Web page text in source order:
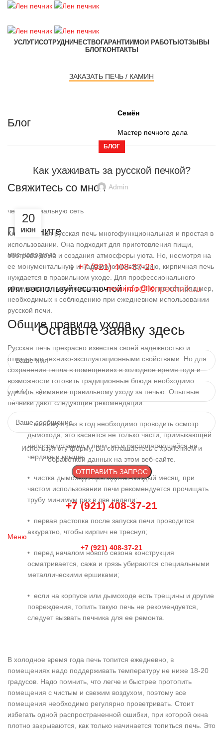
УСЛУГИСОТРУДНИЧЕСТВОГАРАНТИИ МОИ РАБОТЫ ОТЗЫВЫ
БЛОГКОНТАКТЫ
ЗАКАЗАТЬ ПЕЧЬ / КАМИН
Семён
Мастер печного дела
Свяжитесь со мной
через социальную сеть
Позвоните
мне напрямую
📱+7 (921) 408-37-21
или воспользуйтесь почтой info@lenpechnik.ru
Оставьте заявку здесь
Используя эту форму, Вы соглашаетесь с хранением и
обработкой данных на этом веб-сайте.
+7 (921) 408-37-21
Меню
+7 (921) 408-37-21
Блог
БЛОГ
Как ухаживать за русской печкой?
Admin
20
ИЮН
Классическая русская печь многофункциональная и простая в
использовании. Она подходит для приготовления пищи,
обогрева дома и создания атмосферы уюта. Но, несмотря на
ее монументальную и надежную конструкцию, кирпичная печь
нуждается в правильном уходе. Для профессионального
обслуживания можно вызватьпечника в СПб, но есть ряд мер,
необходимых к соблюдению при ежедневном использовании
русской печи.
Общие правила ухода
Русская печь прекрасно известна своей надежностью и
отличными технико-эксплуатационными свойствами. Но для
сохранения тепла в помещениях в холодное время года и
возможности готовить традиционные блюда необходимо
уделить внимание правильному уходу за печью. Опытные
печники дают следующие рекомендации:
• минимум раз в год необходимо проводить осмотр
дымохода, это касается не только части, примыкающей
непосредственно к печи, но и располагающейся на
чердаке и крыше;
• чистка дымохода проводится каждый месяц, при
частом использовании печи рекомендуется прочищать
трубу минимум раз в две недели;
• первая растопка после запуска печи проводится
аккуратно, чтобы кирпич не треснул;
• перед началом нового сезона конструкция
осматривается, сажа и грязь убираются специальными
металлическими ершиками;
• если на корпусе или дымоходе есть трещины и другие
повреждения, топить такую печь не рекомендуется,
следует вызвать печника для ее ремонта.
В холодное время года печь топится ежедневно, в
помещениях надо поддерживать температуру не ниже 18-20
градусов. Надо помнить, что легче и быстрее протопить
помещения с чистым и свежим воздухом, поэтому все
помещения необходимо регулярно проветривать. Стоит
избегать одной распространенной ошибки, при которой окна
плотно закрываются, как только начинается топиться печь. Это